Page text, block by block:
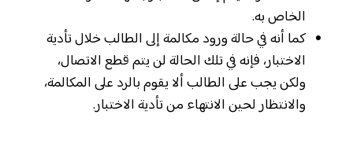
الخاص به.
كما أنه في حالة ورود مكالمة إلى الطالب خلال تأدية
الاختبار، فإنه في تلك الحالة لن يتم قطع الاتصال،
ولكن يجب على الطالب ألا يقوم بالرد على المكالمة،
والانتظار لحين الانتهاء من تأدية الاختبار.